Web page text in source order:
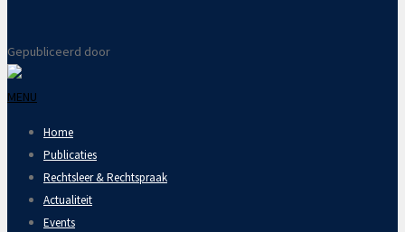
Gepubliceerd door
MENU
Home
Publicaties
Rechtsleer & Rechtspraak
Actualiteit
Events